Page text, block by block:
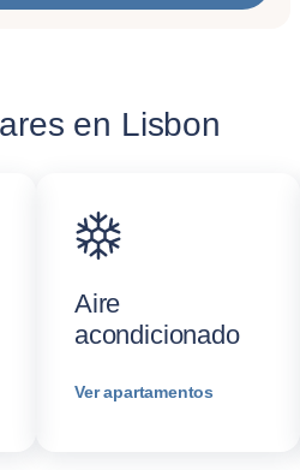
en Lisbon
Aire
acondicionado
Ver apartamentos